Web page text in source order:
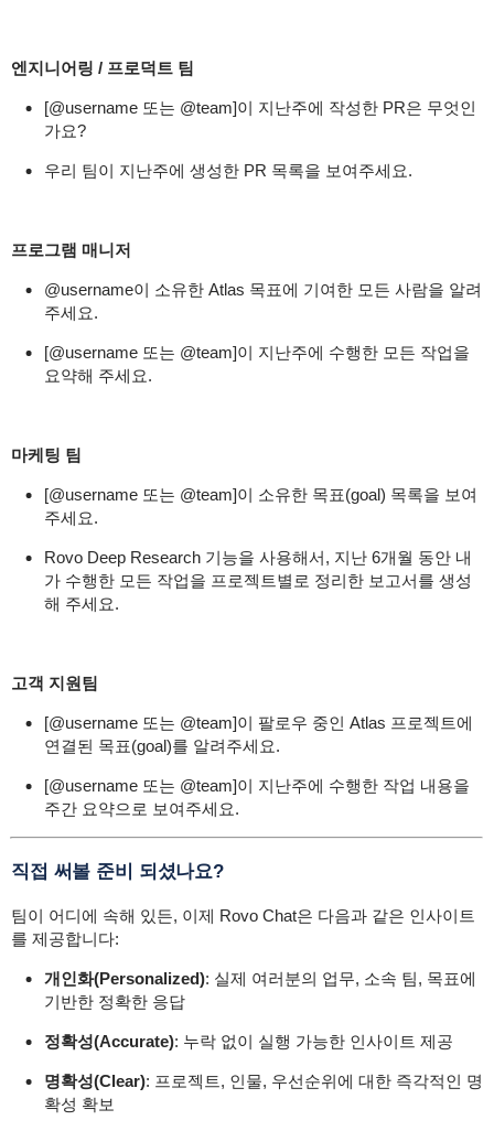
엔지니어링 / 프로덕트 팀
[@username 또는 @team]이 지난주에 작성한 PR은 무엇인
가요?
우리 팀이 지난주에 생성한 PR 목록을 보여주세요.
프로그램 매니저
@username이 소유한 Atlas 목표에 기여한 모든 사람을 알려
주세요.
[@username 또는 @team]이 지난주에 수행한 모든 작업을
요약해 주세요.
마케팅 팀
[@username 또는 @team]이 소유한 목표(goal) 목록을 보여
주세요.
Rovo Deep Research 기능을 사용해서, 지난 6개월 동안 내
가 수행한 모든 작업을 프로젝트별로 정리한 보고서를 생성
해 주세요.
고객 지원팀
[@username 또는 @team]이 팔로우 중인 Atlas 프로젝트에
연결된 목표(goal)를 알려주세요.
[@username 또는 @team]이 지난주에 수행한 작업 내용을
주간 요약으로 보여주세요.
직접 써볼 준비 되셨나요?
팀이 어디에 속해 있든, 이제 Rovo Chat은 다음과 같은 인사이트
를 제공합니다:
개인화(Personalized): 실제 여러분의 업무, 소속 팀, 목표에
기반한 정확한 응답
정확성(Accurate): 누락 없이 실행 가능한 인사이트 제공
명확성(Clear): 프로젝트, 인물, 우선순위에 대한 즉각적인 명
확성 확보